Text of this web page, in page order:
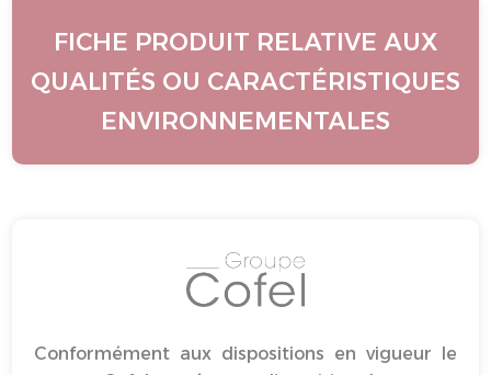
FICHE PRODUIT RELATIVE AUX
QUALITÉS OU CARACTÉRISTIQUES
ENVIRONNEMENTALES
Conformément aux dispositions en vigueur le